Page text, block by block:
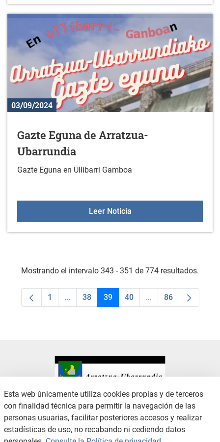
03/09/2024
Gazte Eguna de Arratzua-
Ubarrundia
Gazte Eguna en Ullibarri Gamboa
Leer NoticiaGazte Eguna de
Mostrando el intervalo 343 - 351 de 774 resultados.
Página
1 ...Páginas intermedias Use TAB para
Página
38 Página
39 Página
40 ...PáginasPágina
86
CONTACTO
AVISO LEGAL
CANAL DE DENUNCIAS
POLÍTICA DE PRIVACIDAD
POLÍTICA DE COOKIES
ACCESIBILIDAD
Esta web únicamente utiliza cookies propias y de terceros
con finalidad técnica para permitir la navegación de las
personas usuarias, facilitar posteriores accesos y realizar
estadísticas de uso, no recabando ni cediendo datos